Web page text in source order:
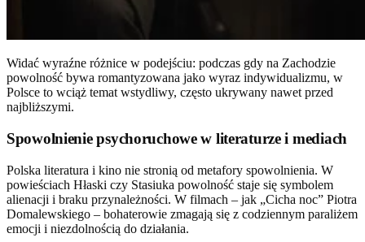
Widać wyraźne różnice w podejściu: podczas gdy na Zachodzie
powolność bywa romantyzowana jako wyraz indywidualizmu, w
Polsce to wciąż temat wstydliwy, często ukrywany nawet przed
najbliższymi.
Spowolnienie psychoruchowe w literaturze i mediach
Polska literatura i kino nie stronią od metafory spowolnienia. W
powieściach Hłaski czy Stasiuka powolność staje się symbolem
alienacji i braku przynależności. W filmach – jak „Cicha noc” Piotra
Domalewskiego – bohaterowie zmagają się z codziennym paraliżem
emocji i niezdolnością do działania.